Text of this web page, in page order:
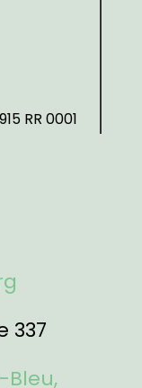
RR 0001
337
Bleu,